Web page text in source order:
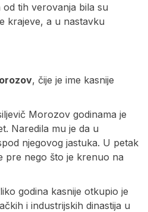
tih verovanja bila su
krajeve, a u nastavku
, čije je ime kasnije
Morozov godinama je
Naredila mu je da u
njegovog jastuka. U petak
pre nego što je krenuo na
godina kasnije otkupio je
i industrijskih dinastija u